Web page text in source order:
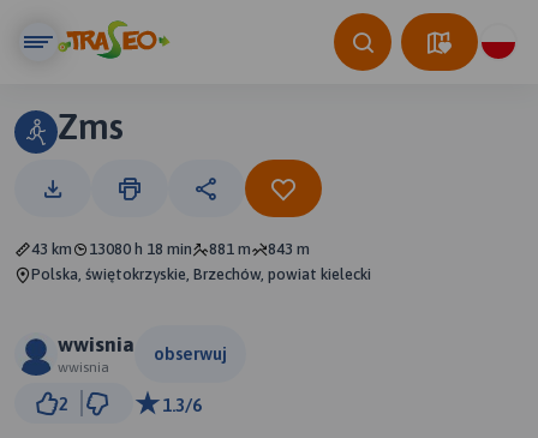
Zms
43 km 13080 h 18 min 881 m
843 m
Polska, świętokrzyskie, Brzechów, powiat kielecki
wwisnia
wwisnia
obserwuj
2 1.3/6